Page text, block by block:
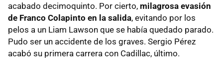
acabado decimoquinto. Por cierto, milagrosa evasión
de Franco Colapinto en la salida, evitando por los
pelos a un Liam Lawson que se había quedado parado.
Pudo ser un accidente de los graves. Sergio Pérez
acabó su primera carrera con Cadillac, último.